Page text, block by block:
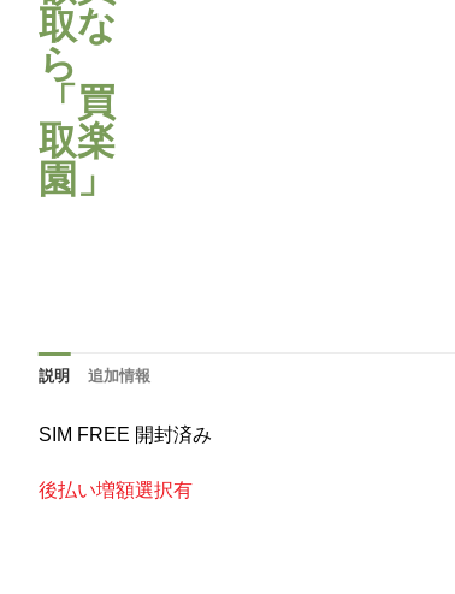
説明 追加情報
SIM FREE 開封済み
後払い増額選択有